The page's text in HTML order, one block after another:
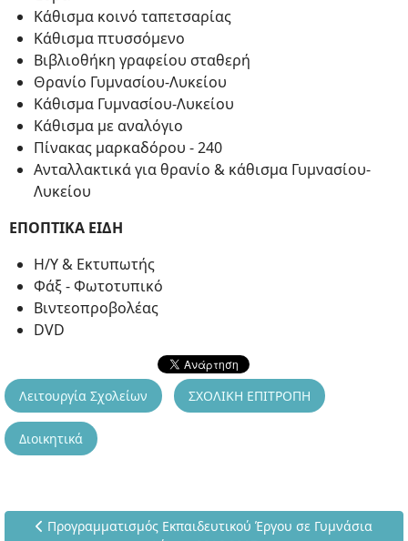
Κάθισμα κοινό ταπετσαρίας
Κάθισμα πτυσσόμενο
Βιβλιοθήκη γραφείου σταθερή
Θρανίο Γυμνασίου-Λυκείου
Κάθισμα Γυμνασίου-Λυκείου
Κάθισμα με αναλόγιο
Πίνακας μαρκαδόρου - 240
Ανταλλακτικά για θρανίο & κάθισμα Γυμνασίου-
Λυκείου
ΕΠΟΠΤΙΚΑ ΕΙΔΗ
Η/Υ & Εκτυπωτής
Φάξ - Φωτοτυπικό
Βιντεοπροβολέας
DVD
Λειτουργία Σχολείων ΣΧΟΛΙΚΗ ΕΠΙΤΡΟΠΗ
Διοικητικά
Προηγούμενο άρθρο: Προγραμματισμός Εκπαιδευτικού
Προγραμματισμός Εκπαιδευτικού Έργου σε Γυμνάσια